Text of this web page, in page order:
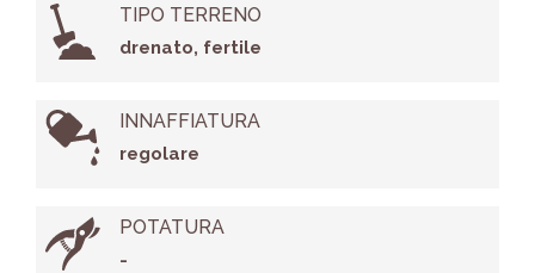
TIPO TERRENO
drenato, fertile
INNAFFIATURA
regolare
POTATURA
-